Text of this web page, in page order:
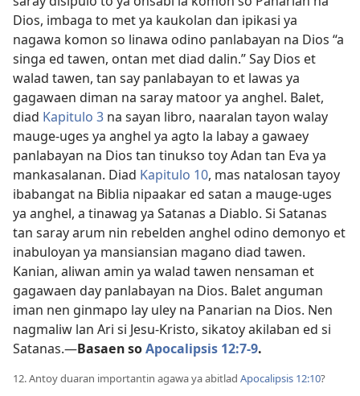
Dios, imbaga to met ya kaukolan dan ipikasi ya
nagawa komon so linawa odino panlabayan na Dios “a
singa ed tawen, ontan met diad dalin.” Say Dios et
walad tawen, tan say panlabayan to et lawas ya
gagawaen diman na saray matoor ya anghel. Balet,
diad Kapitulo 3 na sayan libro, naaralan tayon walay
mauge-uges ya anghel ya agto la labay a gawaey
panlabayan na Dios tan tinukso toy Adan tan Eva ya
mankasalanan. Diad Kapitulo 10, mas natalosan tayoy
ibabangat na Biblia nipaakar ed satan a mauge-uges
ya anghel, a tinawag ya Satanas a Diablo. Si Satanas
tan saray arum nin rebelden anghel odino demonyo et
inabuloyan ya mansiansian magano diad tawen.
Kanian, aliwan amin ya walad tawen nensaman et
gagawaen day panlabayan na Dios. Balet anguman
iman nen ginmapo lay uley na Panarian na Dios. Nen
nagmaliw lan Ari si Jesu-Kristo, sikatoy akilaban ed si
Satanas.​—Basaen soApocalipsis 12:7-9.
12. Antoy duaran importantin agawa ya abitlad Apocalipsis 12:10?